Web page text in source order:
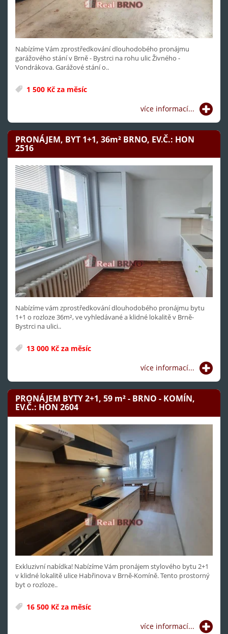
Nabízíme Vám zprostředkování dlouhodobého pronájmu
garážového stání v Brně - Bystrci na rohu ulic Živného -
Vondrákova. Garážové stání o..
1 500 Kč za měsíc
více informací...
PRONÁJEM, BYT 1+1, 36m² BRNO, EV.Č.: HON
2516
Nabízíme vám zprostředkování dlouhodobého pronájmu bytu
1+1 o rozloze 36m², ve vyhledávané a klidné lokalitě v Brně-
Bystrci na ulici..
13 000 Kč za měsíc
více informací...
PRONÁJEM BYTY 2+1, 59 m²- BRNO - KOMÍN,
EV.Č.: HON 2604
Exkluzivní nabídka! Nabízíme Vám pronájem stylového bytu 2+1
v klidné lokalitě ulice Habřinova v Brně-Komíně. Tento prostorný
byt o rozloze..
16 500 Kč za měsíc
více informací...